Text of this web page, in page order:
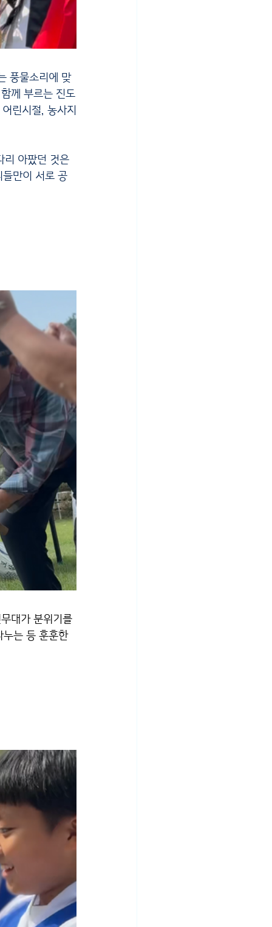
께 부르는 진도
린시절, 농사지
만이 서로 공
대가 분위기를
누는 등 훈훈한